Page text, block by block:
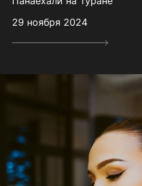
29 ноября 2024